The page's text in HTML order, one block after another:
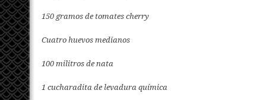
150 gramos de tomates cherry
Cuatro huevos medianos
100 militros de nata
1 cucharadita de levadura química